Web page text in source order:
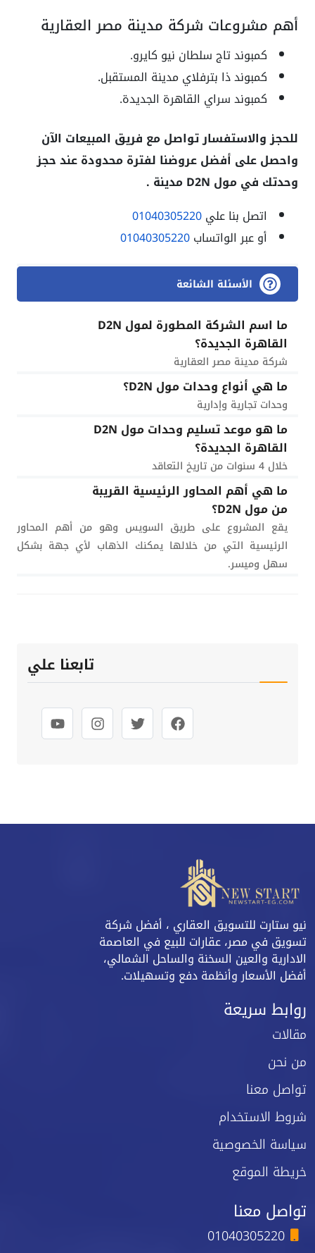
أهم مشروعات شركة مدينة مصر العقارية
كمبوند تاج سلطان نيو كايرو.
كمبوند ذا بترفلاي مدينة المستقبل.
كمبوند سراي القاهرة الجديدة.
للحجز والاستفسار تواصل مع فريق المبيعات الآن
واحصل على أفضل عروضنا لفترة محدودة عند حجز
وحدتك في مول D2N مدينة .
اتصل بنا علي01040305220
أو عبر الواتساب01040305220
الأسئلة الشائعة
ما اسم الشركة المطورة لمول D2N
القاهرة الجديدة؟
شركة مدينة مصر العقارية
ما هي أنواع وحدات مول D2N؟
وحدات تجارية وإدارية
ما هو موعد تسليم وحدات مول D2N
القاهرة الجديدة؟
خلال 4 سنوات من تاريخ التعاقد
ما هي أهم المحاور الرئيسية القريبة
من مول D2N؟
يقع المشروع على طريق السويس وهو من أهم المحاور
الرئيسية التي من خلالها يمكنك الذهاب لأي جهة بشكل
سهل وميسر.
تابعنا علي
نيو ستارت للتسويق العقاري ، أفضل شركة
تسويق في مصر، عقارات للبيع في العاصمة
الادارية والعين السخنة والساحل الشمالي،
أفضل الأسعار وأنظمة دفع وتسهيلات.
روابط سريعة
مقالات
من نحن
تواصل معنا
شروط الاستخدام
سياسة الخصوصية
خريطة الموقع
تواصل معنا
01040305220